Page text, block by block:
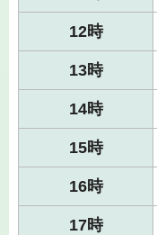
12時
13時
14時
15時
16時
17時